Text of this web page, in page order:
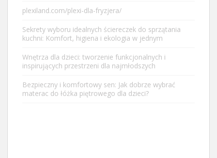
plexiland.com/plexi-dla-fryzjera/
Sekrety wyboru idealnych ściereczek do sprzątania
kuchni: Komfort, higiena i ekologia w jednym
Wnętrza dla dzieci: tworzenie funkcjonalnych i
inspirujących przestrzeni dla najmłodszych
Bezpieczny i komfortowy sen: Jak dobrze wybrać
materac do łóżka piętrowego dla dzieci?